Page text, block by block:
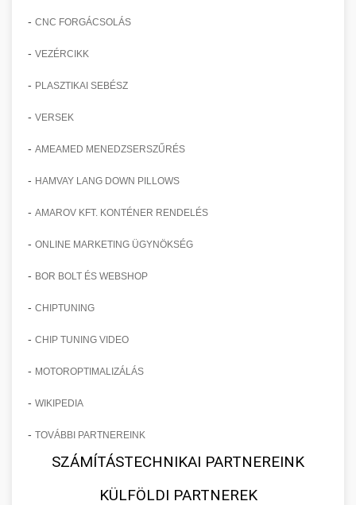
- CNC FORGÁCSOLÁS
- VEZÉRCIKK
- PLASZTIKAI SEBÉSZ
- VERSEK
- AMEAMED MENEDZSERSZŰRÉS
- HAMVAY LANG DOWN PILLOWS
- AMAROV KFT. KONTÉNER RENDELÉS
- ONLINE MARKETING ÜGYNÖKSÉG
- BOR BOLT ÉS WEBSHOP
- CHIPTUNING
- CHIP TUNING VIDEO
- MOTOROPTIMALIZÁLÁS
- WIKIPEDIA
- TOVÁBBI PARTNEREINK
SZÁMÍTÁSTECHNIKAI PARTNEREINK
KÜLFÖLDI PARTNEREK